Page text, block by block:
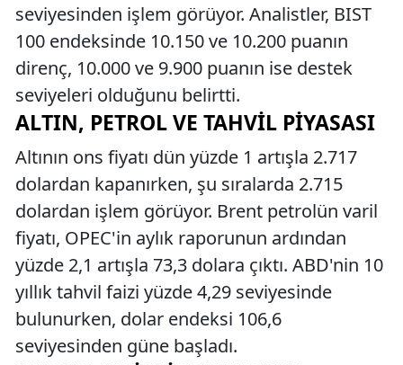
seviyesinden işlem görüyor. Analistler, BIST
100 endeksinde 10.150 ve 10.200 puanın
direnç, 10.000 ve 9.900 puanın ise destek
seviyeleri olduğunu belirtti.
ALTIN, PETROL VE TAHVIL PIYASASI
Altının ons fiyatı dün yüzde 1 artışla 2.717
dolardan kapanırken, şu sıralarda 2.715
dolardan işlem görüyor. Brent petrolün varil
fiyatı, OPEC'in aylık raporunun ardından
yüzde 2,1 artışla 73,3 dolara çıktı. ABD'nin 10
yıllık tahvil faizi yüzde 4,29 seviyesinde
bulunurken, dolar endeksi 106,6
seviyesinden güne başladı.